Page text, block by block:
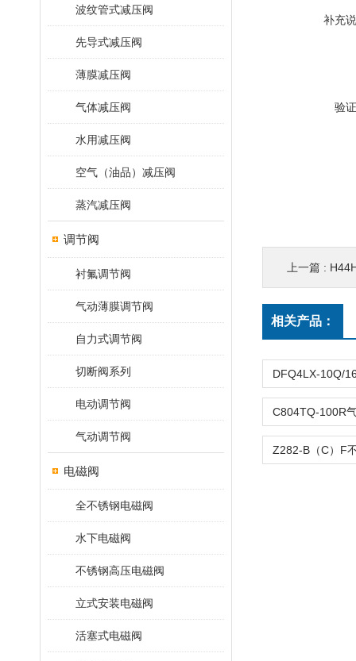
波纹管式减压阀
先导式减压阀
薄膜减压阀
气体减压阀
水用减压阀
空气（油品）减压阀
蒸汽减压阀
调节阀
衬氟调节阀
气动薄膜调节阀
自力式调节阀
切断阀系列
电动调节阀
气动调节阀
电磁阀
全不锈钢电磁阀
水下电磁阀
不锈钢高压电磁阀
立式安装电磁阀
活塞式电磁阀
补充
验
上一篇 :
相关产品：